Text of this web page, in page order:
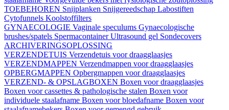
TOEBEHOREN Snijplanken Snijgereedschap Labostiften
Cytofunnels Koolstoffilters
GYNAECOLOGIE Vaginale speculums Gynaecologische
brushes/spatels SpermacontainerUltrasound gel Sondecovers
ARCHIVERINGSOPLOSSING
VERZENDETUIS Verzendetuis voor draagglaasjes
VERZENDMAPPEN Verzendmappen voor draagglaasjes
OPBERGMAPPEN Opbergmappen voor draagglaasjes
VERZEND- & OPSLAGBOXEN Boxen voor draagglaasjes
Boxen voor cassettes & pathologische stalen Boxen voor
individuele staalafname Boxen voor bloedafname Boxen voor